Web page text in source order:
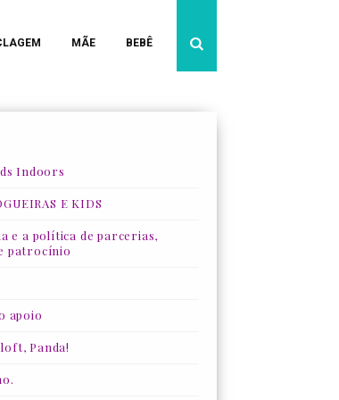
MÃE BEBÊ
Indoors
E KIDS
e a política de parcerias,
patrocínio
apoio
Panda!